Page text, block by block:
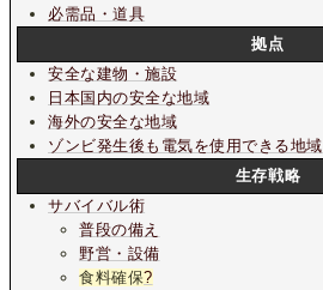
必需品・道具
拠点
安全な建物・施設
日本国内の安全な地域
海外の安全な地域
ゾンビ発生後も電気を使用できる地域
生存戦略
サバイバル術
普段の備え
野営・設備
食料確保?